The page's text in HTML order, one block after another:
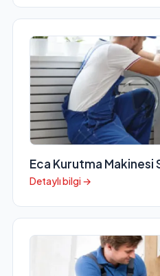
Eca Kurutma Makinesi
Detaylı bilgi →